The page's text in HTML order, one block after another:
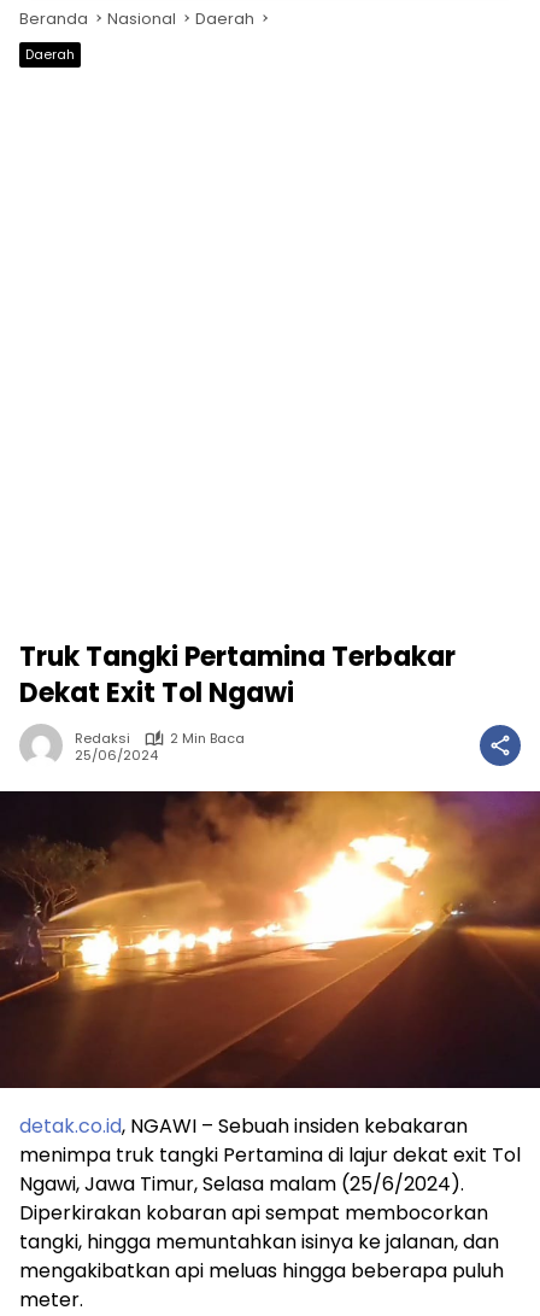
Beranda Nasional Daerah
Daerah
Truk Tangki Pertamina Terbakar
Dekat Exit Tol Ngawi
Redaksi
2 Min Baca
25/06/2024
detak.co.id, NGAWI – Sebuah insiden kebakaran
menimpa truk tangki Pertamina di lajur dekat exit Tol
Ngawi, Jawa Timur, Selasa malam (25/6/2024).
Diperkirakan kobaran api sempat membocorkan
tangki, hingga memuntahkan isinya ke jalanan, dan
mengakibatkan api meluas hingga beberapa puluh
meter.